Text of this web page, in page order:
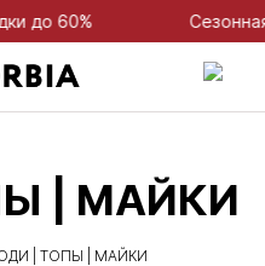
Сезонная
| МАЙКИ
| ТОПЫ | МАЙКИ